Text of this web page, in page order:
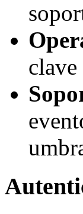
clave